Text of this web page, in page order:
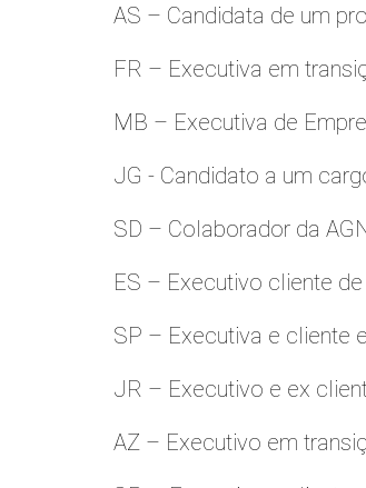
AS – Candidata de um
FR – Executiva em
MB – Executiva de
JG - Candidato a um
SD – Colaborador da
ES – Executivo cliente
SP – Executiva e cliente
JR – Executivo e ex
AZ – Executivo em